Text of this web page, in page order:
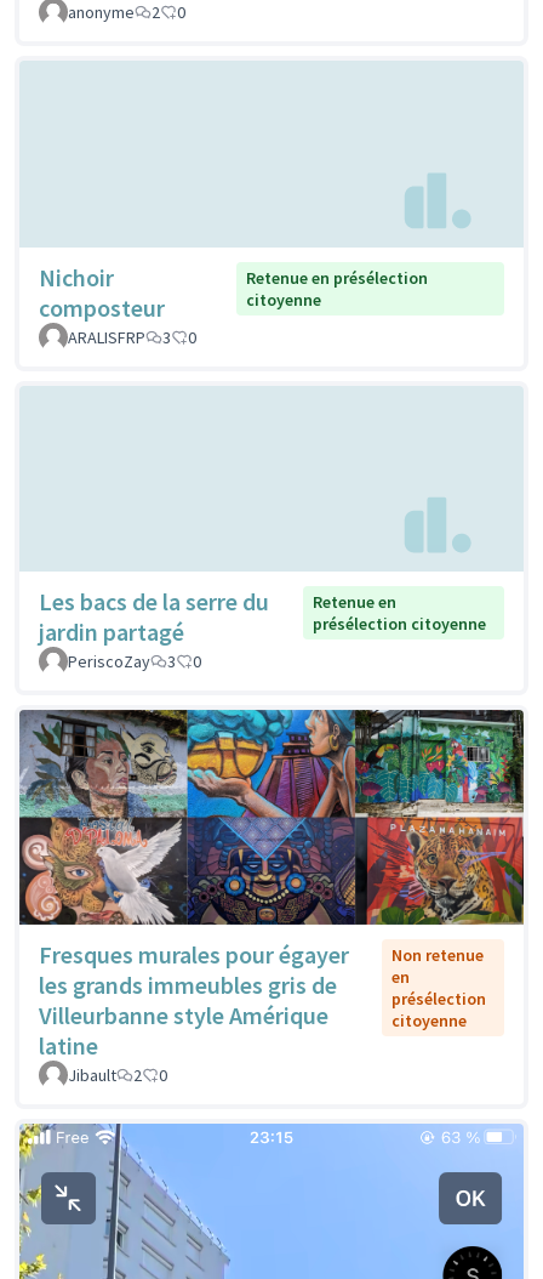
anonyme
2 0
Nichoir
composteur
Retenue en présélection
citoyenne
ARALISFRP
3 0
Les bacs de la serre du
jardin partagé
Retenue en
présélection citoyenne
PeriscoZay
3 0
Fresques murales pour égayer
les grands immeubles gris de
Villeurbanne style Amérique
latine
Non retenue
en
présélection
citoyenne
Jibault 2 0